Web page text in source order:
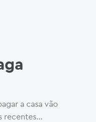
a casa vão
recentes...